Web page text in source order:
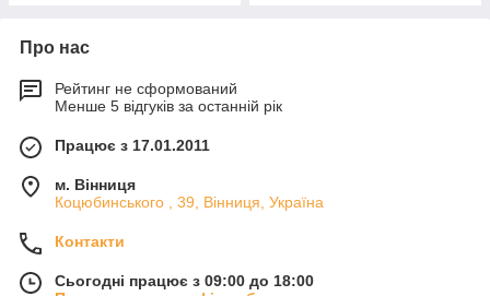
Про нас
Рейтинг не сформований
Менше 5 відгуків за останній рік
Працює з 17.01.2011
м. Вінниця
Коцюбинського , 39, Вінниця, Україна
Контакти
Сьогодні працює з 09:00 до 18:00